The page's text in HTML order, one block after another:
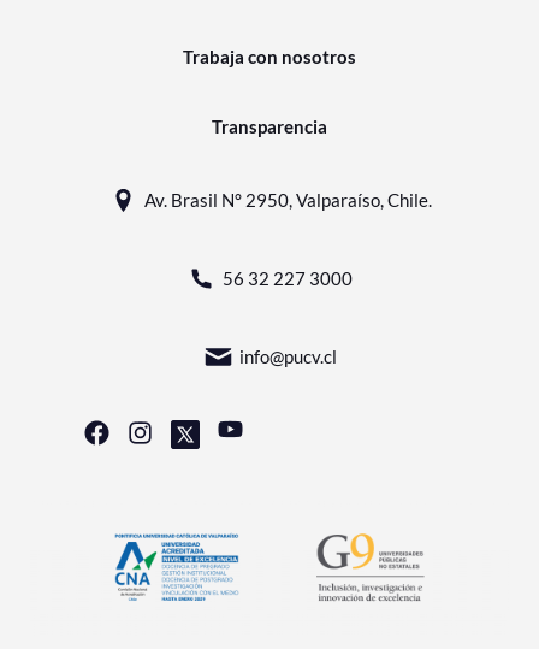
Trabaja con nosotros
Transparencia
Av. Brasil N° 2950, Valparaíso, Chile.
56 32 227 3000
info@pucv.cl